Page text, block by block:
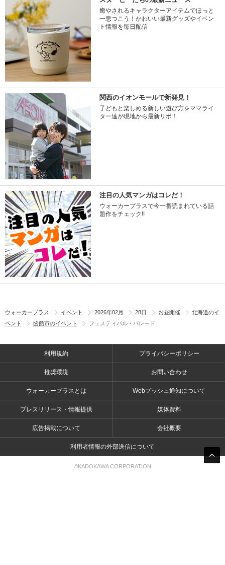
癒やされるキャラクターアイテムでほっと
一息つこう！かわいい最新グッズやイベン
ト情報を毎日配信
関西のイオンモールで新発見！
子どもと楽しめる新しい遊び方をママライ
ター達が現地から最新リポ！
注目の人気マンガはコレだ！
ウォーカープラスで今一番読まれている話
題作をチェック!!
ウォーカープラス イベント 2026年02月 28日 お昼開催
北海道のイ
ベント
函館市のイベント フェスティバル・パレード
利用規約 プライバシーポリシー
推奨環境 お問い合わせ
ウォーカープラスとは Webプッシュ通知について
プレスリリース・情報提供 媒体資料
広告掲載について 会社概要
利用者情報の外部送信について
©KADOKAWA CORPORATION